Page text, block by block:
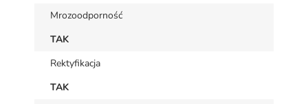
Mrozoodporność
TAK
Rektyfikacja
TAK